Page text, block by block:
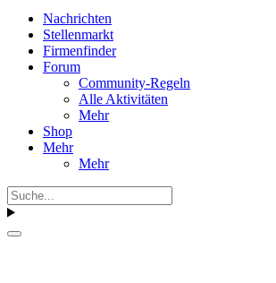
Nachrichten
Stellenmarkt
Firmenfinder
Forum
Community-Regeln
Alle Aktivitäten
Mehr
Shop
Mehr
Mehr